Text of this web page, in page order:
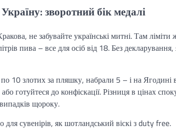
зворотний бік медалі
не забувайте українські митні. Там ліміти
пива – все для осіб від 18. Без
10 злотих за пляшку, набрали 5 – і на Ягодині
готуйтеся до конфіскації. Різниця в цінах
щороку.
для сувенірів, як шотландський віскі з duty free.